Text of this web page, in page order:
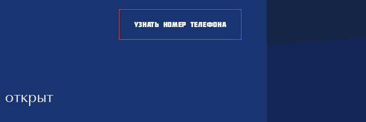
открыт
УЗНАТЬ НОМЕР ТЕЛЕФОНА